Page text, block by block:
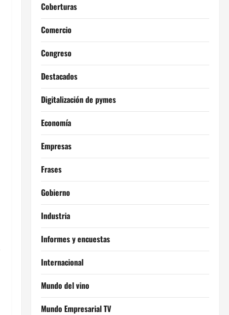
Coberturas
Comercio
Congreso
Destacados
Digitalización de pymes
Economía
Empresas
Frases
Gobierno
Industria
Informes y encuestas
Internacional
Mundo del vino
Mundo Empresarial TV